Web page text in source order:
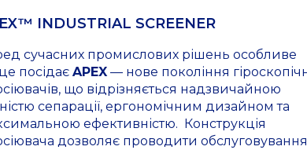
INDUSTRIAL SCREENER
сучасних промислових рішень особливе
посідає APEX — нове покоління
що відрізняється надзвичайною
сепарації, ергономічним дизайном та
ефективністю. Конструкція
дозволяє проводити обслуговування